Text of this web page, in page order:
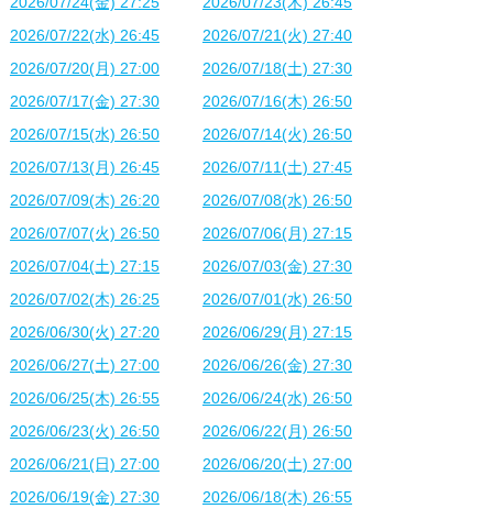
2026/07/22(水) 26:45
2026/07/21(火) 27:40
2026/07/20(月) 27:00
2026/07/18(土) 27:30
2026/07/17(金) 27:30
2026/07/16(木) 26:50
2026/07/15(水) 26:50
2026/07/14(火) 26:50
2026/07/13(月) 26:45
2026/07/11(土) 27:45
2026/07/09(木) 26:20
2026/07/08(水) 26:50
2026/07/07(火) 26:50
2026/07/06(月) 27:15
2026/07/04(土) 27:15
2026/07/03(金) 27:30
2026/07/02(木) 26:25
2026/07/01(水) 26:50
2026/06/30(火) 27:20
2026/06/29(月) 27:15
2026/06/27(土) 27:00
2026/06/26(金) 27:30
2026/06/25(木) 26:55
2026/06/24(水) 26:50
2026/06/23(火) 26:50
2026/06/22(月) 26:50
2026/06/21(日) 27:00
2026/06/20(土) 27:00
2026/06/19(金) 27:30
2026/06/18(木) 26:55